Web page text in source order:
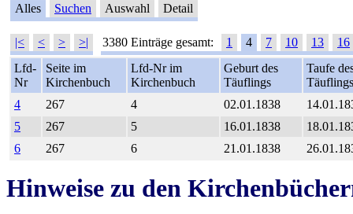
Alles Suchen Auswahl Detail
|< < > >| 3380 Einträge gesamt: 1 4 7 10 13
16
Lfd-
Nr
Seite im
Kirchenbuch
Lfd-Nr im
Kirchenbuch
Geburt des
Täuflings
Taufe
Täuflings
4
267 4 02.01.1838
5
267 5 16.01.1838
6
267 6 21.01.1838
Hinweise zu den